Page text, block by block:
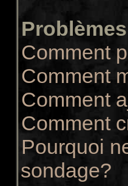
Comment
Comment
Comment
Comment
Pourquoi
sondage?